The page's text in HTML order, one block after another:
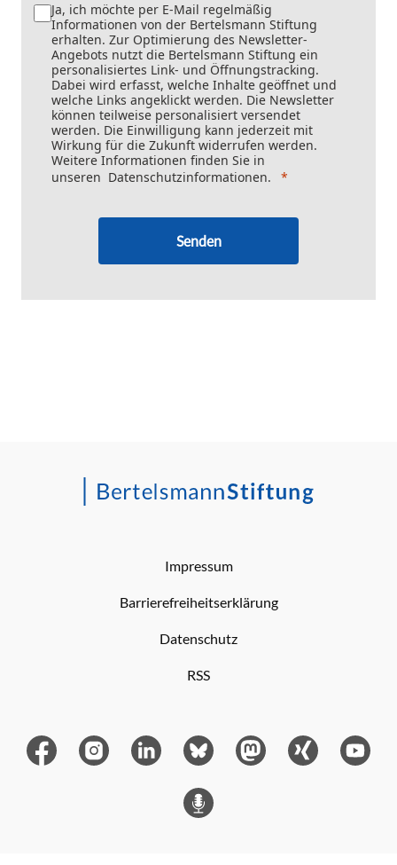
Ja, ich möchte per E-Mail regelmäßig
Informationen von der Bertelsmann Stiftung
erhalten. Zur Optimierung des Newsletter-
Angebots nutzt die Bertelsmann Stiftung ein
personalisiertes Link- und Öffnungstracking.
Dabei wird erfasst, welche Inhalte geöffnet und
welche Links angeklickt werden. Die Newsletter
können teilweise personalisiert versendet
werden. Die Einwilligung kann jederzeit mit
Wirkung für die Zukunft widerrufen werden.
Weitere Informationen finden Sie in
unseren Datenschutzinformationen.
Senden
Impressum
Barrierefreiheitserklärung
Datenschutz
RSS